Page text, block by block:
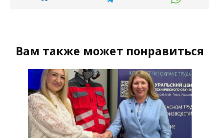
Вам также может понравиться